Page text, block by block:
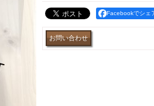
Facebookでシェ